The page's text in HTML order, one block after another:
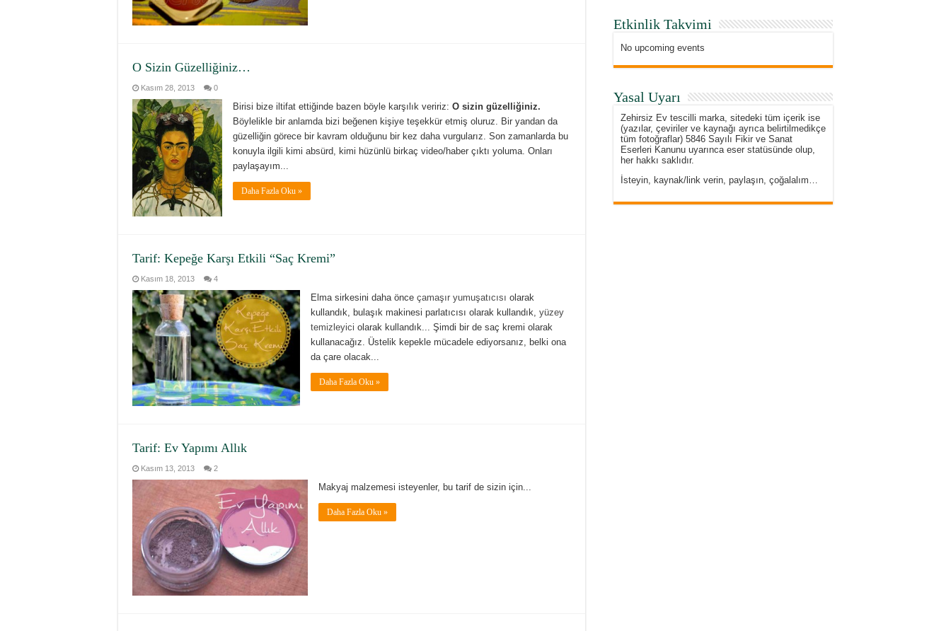
O Sizin Güzelliğiniz…
Kasım 28, 2013 0
Birisi bize iltifat ettiğinde bazen böyle karşılık veririz: O sizin güzelliğiniz.
Böylelikle bir anlamda bizi beğenen kişiye teşekkür etmiş oluruz. Bir yandan da
güzelliğin görece bir kavram olduğunu bir kez daha vurgularız. Son zamanlarda bu
konuyla ilgili kimi absürd, kimi hüzünlü birkaç video/haber çıktı yoluma. Onları
paylaşayım...
Daha Fazla Oku »
Tarif: Kepeğe Karşı Etkili “Saç Kremi”
Kasım 18, 2013 4
Elma sirkesini daha önce çamaşır yumuşatıcısı olarak
kullandık, bulaşık makinesi parlatıcısı olarak kullandık, yüzey
temizleyici olarak kullandık... Şimdi bir de saç kremi olarak
kullanacağız. Üstelik kepekle mücadele ediyorsanız, belki ona
da çare olacak...
Daha Fazla Oku »
Tarif: Ev Yapımı Allık
Kasım 13, 2013 2
Makyaj malzemesi isteyenler, bu tarif de sizin için...
Daha Fazla Oku »
Etkinlik Takvimi
No upcoming events
Yasal Uyarı
Zehirsiz Ev tescilli marka, sitedeki tüm içerik ise
(yazılar, çeviriler ve kaynağı ayrıca belirtilmedikçe
tüm fotoğraflar) 5846 Sayılı Fikir ve Sanat
Eserleri Kanunu uyarınca eser statüsünde olup,
her hakkı saklıdır.
İsteyin, kaynak/link verin, paylaşın, çoğalalım…